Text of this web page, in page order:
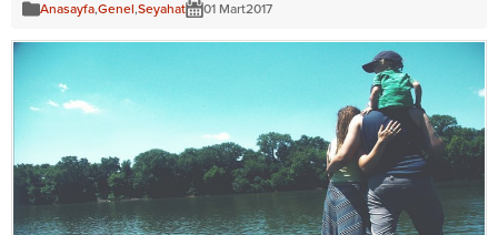
Anasayfa,Genel,Seyahat 01 Mart2017